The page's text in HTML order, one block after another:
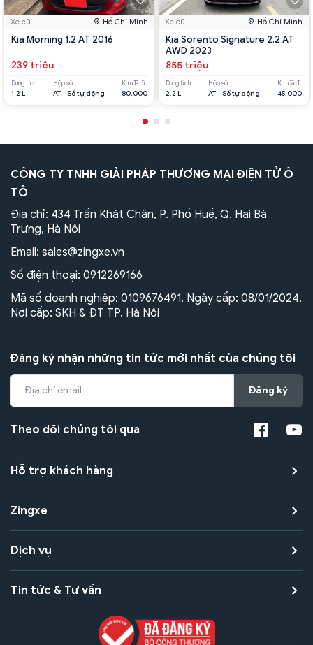
Xe cũ Hồ Chí Minh
Kia Morning 1.2 AT 2016
239 triệu
Dung tích
1.2 L
Hộp số
AT - Số tự động
Km đã đi
80,000
Xe cũ Hồ Chí Minh
Kia Sorento Signature 2.2 AT
AWD 2023
855 triệu
Dung tích
2.2 L
Hộp số
AT - Số tự động
Km đã đi
45,000
CÔNG TY TNHH GIẢI PHÁP THƯƠNG MẠI ĐIỆN TỬ Ô
TÔ
Địa chỉ: 434 Trần Khát Chân, P. Phố Huế, Q. Hai Bà
Trưng, Hà Nội
Email: sales@zingxe.vn
Số điện thoại: 0912269166
Mã số doanh nghiệp: 0109676491. Ngày cấp: 08/01/2024.
Nơi cấp: SKH & ĐT TP. Hà Nội
Đăng ký nhận những tin tức mới nhất của chúng tôi
Đăng ký
Theo dõi chúng tôi qua
Hỗ trợ khách hàng
Zingxe
Dịch vụ
Tin tức & Tư vấn